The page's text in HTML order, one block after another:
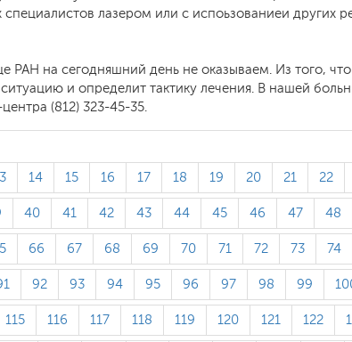
лазером или с испоьзованиеи других
РАН на сегодняшний день не оказываем. Из того,
и определит тактику лечения. В нашей
(812) 323-45-35.
14 15 16 17 18 19 20 21 22
40 41 42 43 44 45 46 47 48
66 67 68 69 70 71 72 73 74
92 93 94 95 96 97 98 99
115 116 117 118 119 120 121 122